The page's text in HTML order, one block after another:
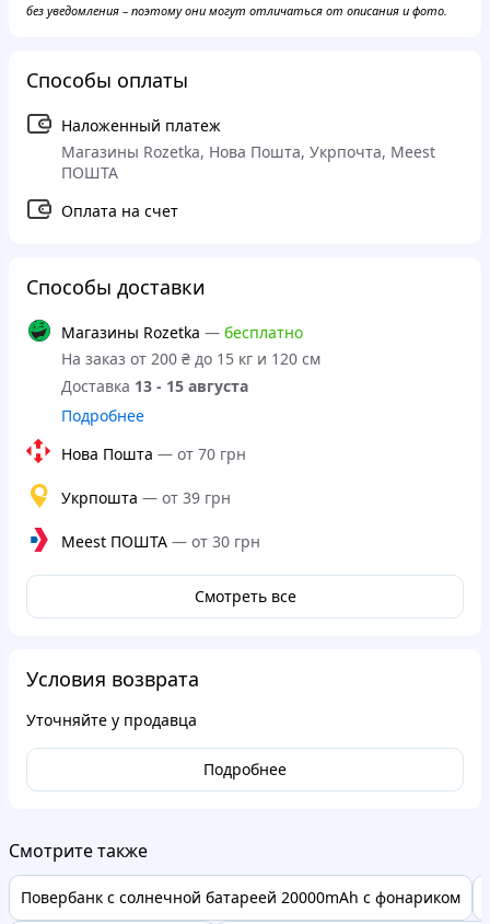
без уведомления – поэтому они могут отличаться от описания и фото.
Способы оплаты
Наложенный платеж
Магазины Rozetka, Нова Пошта, Укрпочта, Meest
ПОШТА
Оплата на счет
Способы доставки
Магазины Rozetka — бесплатно
На заказ от 200 ₴ до 15 кг и 120 см
Доставка 13 - 15 августа
Подробнее
Нова Пошта — от 70 грн
Укрпошта — от 39 грн
Meest ПОШТА — от 30 грн
Смотреть все
Условия возврата
Уточняйте у продавца
Подробнее
Смотрите также
Повербанк с солнечной батареей 20000mAh с фонариком